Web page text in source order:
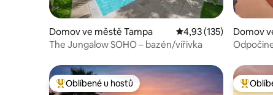
Domov ve městě Tampa Průměrné hodnocení
4,93 (135)
The Jungalow SOHO – bazén/vířivka
Domov
rk
Nejlepší v kategorii Oblíbené u hostů
Oblíbené u hostů